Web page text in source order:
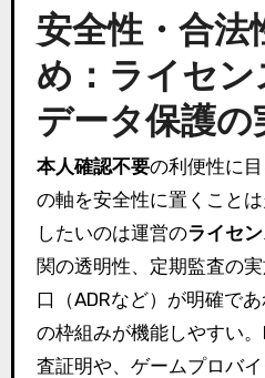
安全性・合法
め：ライセン
データ保護の
本人確認不要の利便性に
の軸を安全性に置くこと
したいのは運営のライセ
関の透明性、定期監査の
口（ADRなど）が明確で
の枠組みが機能しやすい
査証明や、ゲームプロバ